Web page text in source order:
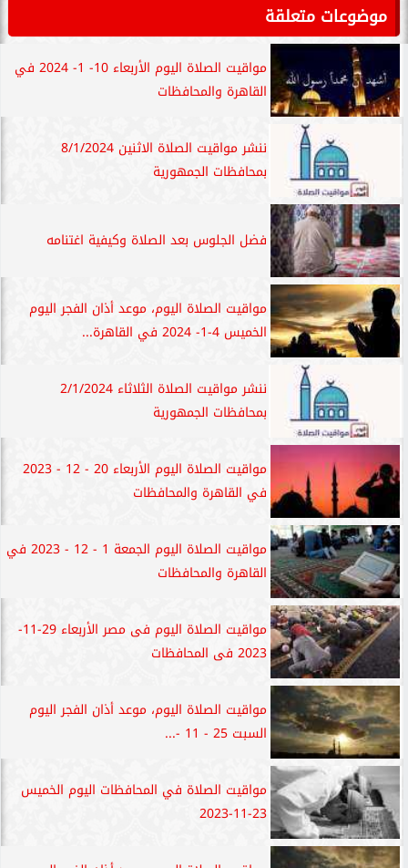
موضوعات متعلقة
مواقيت الصلاة اليوم الأربعاء 10- 1- 2024 في
القاهرة والمحافظات
ننشر مواقيت الصلاة الاثنين 8/1/2024
بمحافظات الجمهورية
فضل الجلوس بعد الصلاة وكيفية اغتنامه
مواقيت الصلاة اليوم، موعد أذان الفجر اليوم
الخميس 4-1- 2024 في القاهرة...
ننشر مواقيت الصلاة الثلاثاء 2/1/2024
بمحافظات الجمهورية
مواقيت الصلاة اليوم الأربعاء 20 - 12 - 2023
في القاهرة والمحافظات
مواقيت الصلاة اليوم الجمعة 1 - 12 - 2023 في
القاهرة والمحافظات
مواقيت الصلاة اليوم فى مصر الأربعاء 29-11-
2023 فى المحافظات
مواقيت الصلاة اليوم، موعد أذان الفجر اليوم
السبت 25 - 11 -...
مواقيت الصلاة في المحافظات اليوم الخميس
23-11-2023